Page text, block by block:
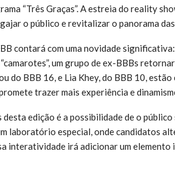
“Três Graças”. A estreia do reality
o público e revitalizar o panorama
contará com uma novidade
um grupo de ex-BBBs
do BBB 16, e Lia Khey, do BBB 10,
trazer mais experiência e
desta edição é a possibilidade de o
laboratório especial, onde candidatos
interatividade irá adicionar um